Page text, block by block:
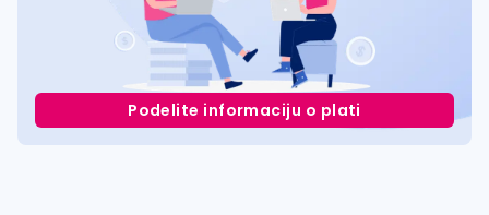
Podelite informaciju o plati